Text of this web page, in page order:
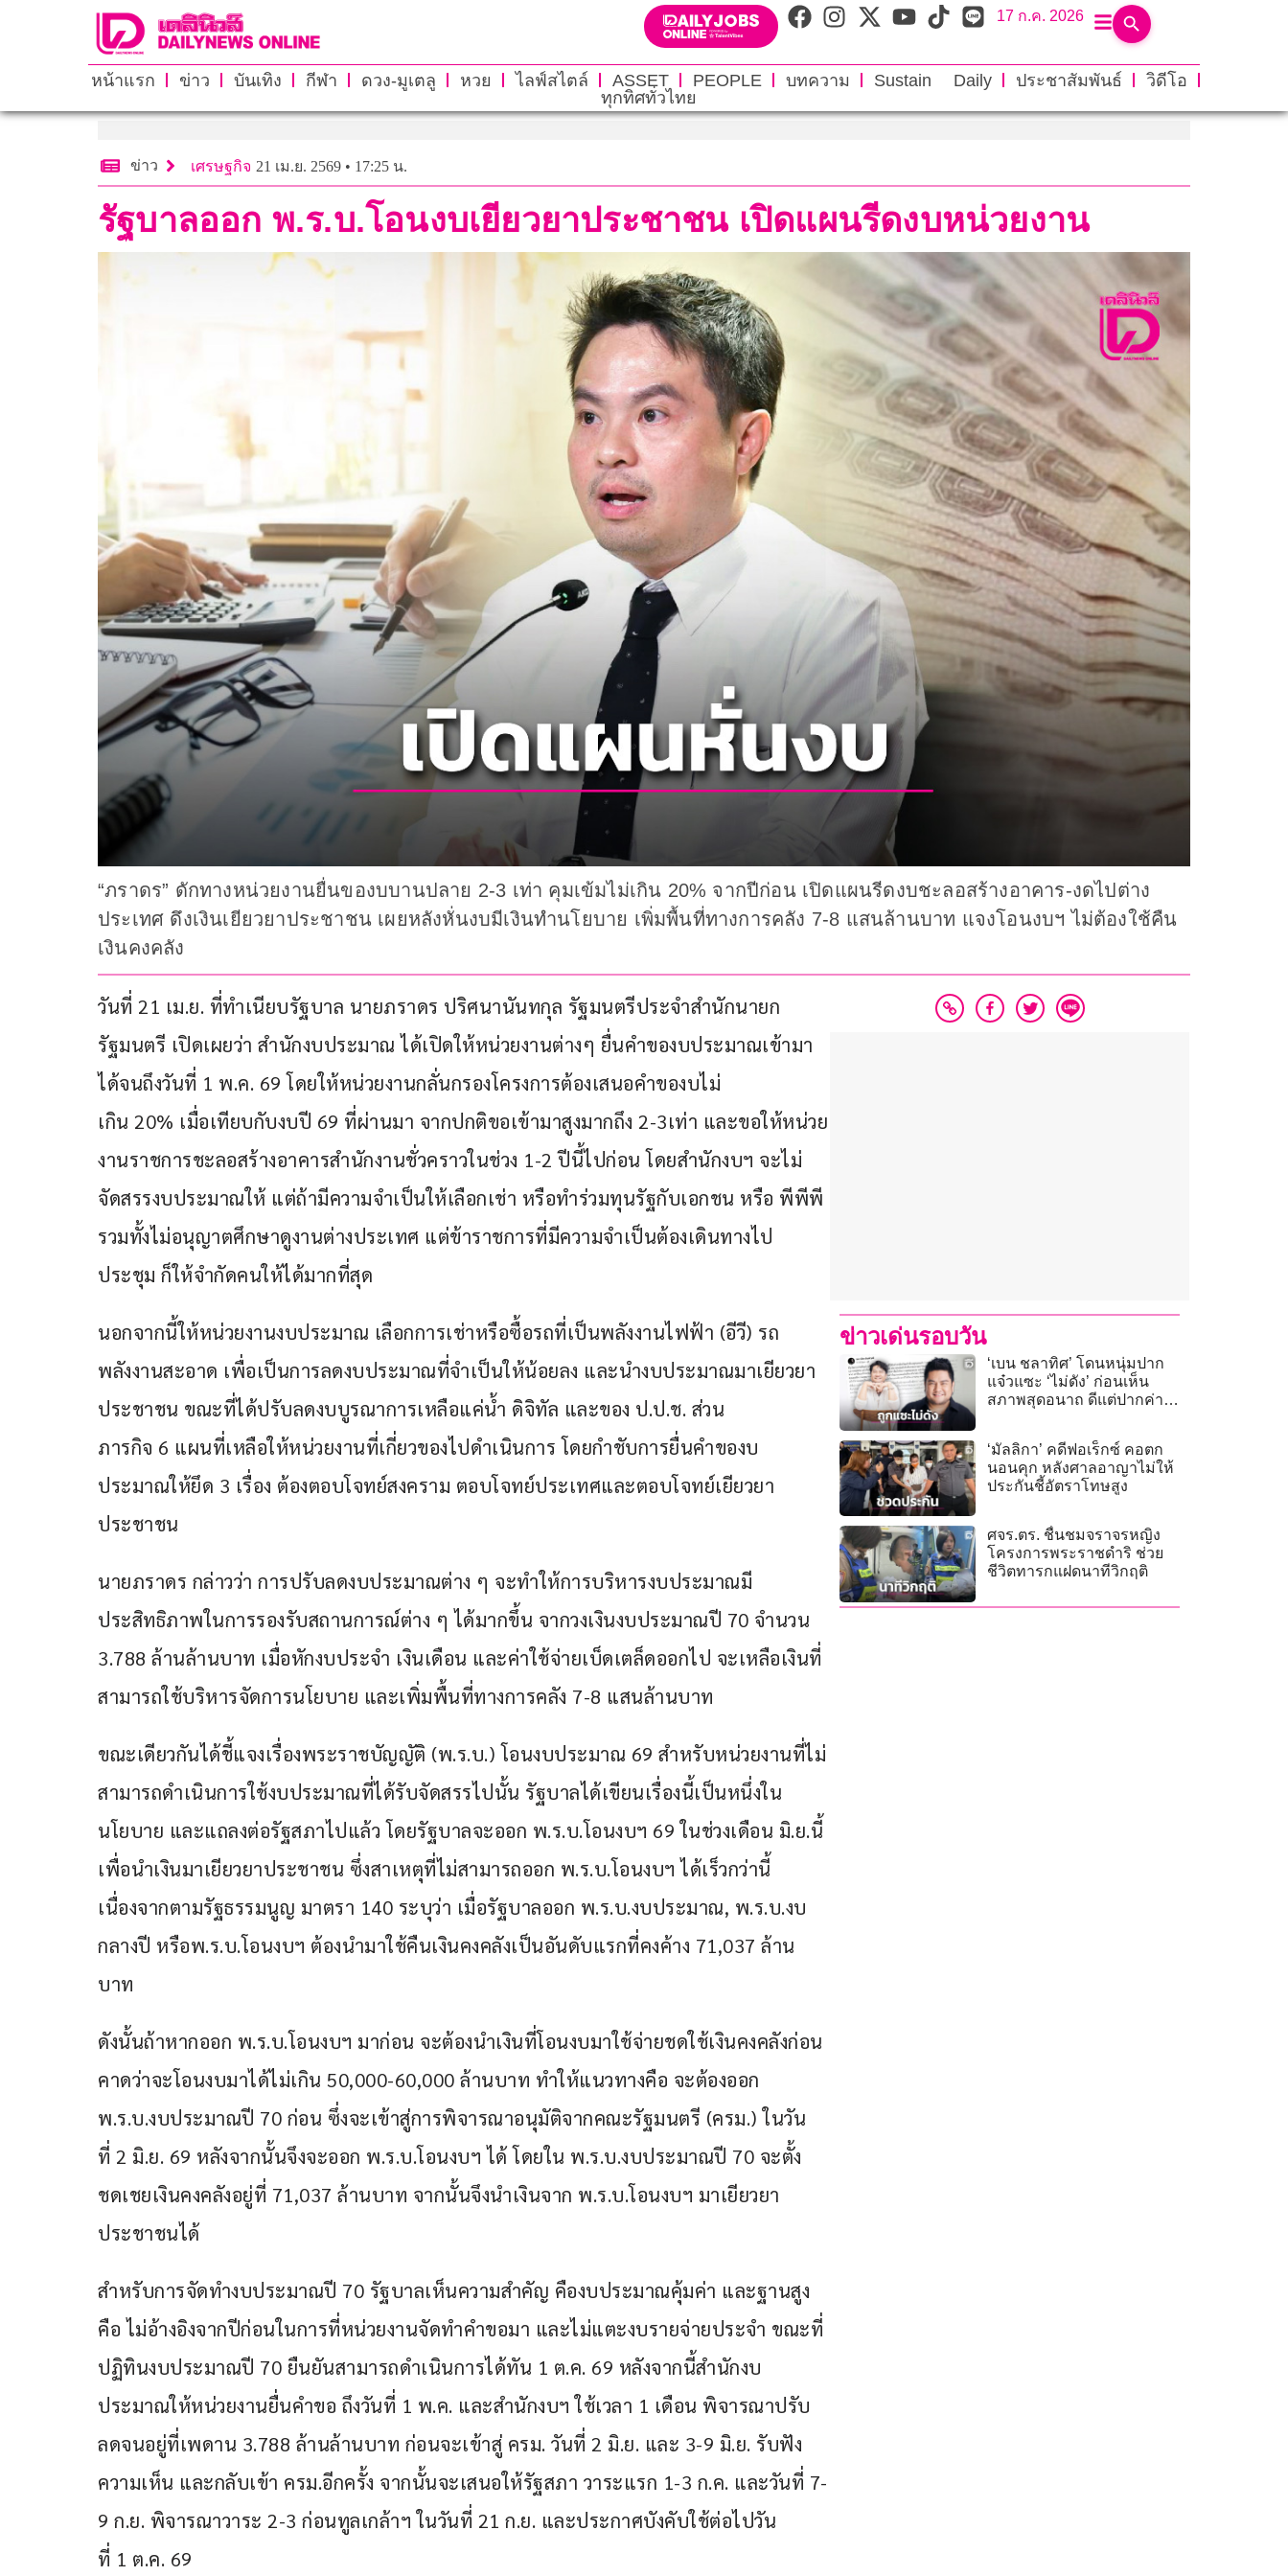
17 ก.ค. 2026
หน้าแรก ข่าว บันเทิง กีฬา ดวง-มูเตลู หวย ไลฟ์สไตล์ ASSET PEOPLE บทความ Sustain Daily ประชาสัมพันธ์
วิดีโอ
ทุกทิศทั่วไทย
ข่าว เศรษฐกิจ 21 เม.ย. 2569 • 17:25 น.
รัฐบาลออก พ.ร.บ.โอนงบเยียวยาประชาชน เปิดแผนรีดงบหน่วยงาน
“ภราดร” ดักทางหน่วยงานยื่นของบบานปลาย 2-3 เท่า คุมเข้มไม่เกิน 20% จากปีก่อน เปิดแผนรีดงบชะลอสร้างอาคาร-งดไปต่าง
ประเทศ ดึงเงินเยียวยาประชาชน เผยหลังหั่นงบมีเงินทำนโยบาย เพิ่มพื้นที่ทางการคลัง 7-8 แสนล้านบาท แจงโอนงบฯ ไม่ต้องใช้คืน
เงินคงคลัง
วันที่ 21 เม.ย. ที่ทำเนียบรัฐบาล นายภราดร ปริศนานันทกุล รัฐมนตรีประจำสำนักนายก
รัฐมนตรี เปิดเผยว่า สำนักงบประมาณ ได้เปิดให้หน่วยงานต่างๆ ยื่นคำของบประมาณเข้ามา
ได้จนถึงวันที่ 1 พ.ค. 69 โดยให้หน่วยงานกลั่นกรองโครงการต้องเสนอคำของบไม่
เกิน 20% เมื่อเทียบกับงบปี 69 ที่ผ่านมา จากปกติขอเข้ามาสูงมากถึง 2-3เท่า และขอให้หน่วย
งานราชการชะลอสร้างอาคารสำนักงานชั่วคราวในช่วง 1-2 ปีนี้ไปก่อน โดยสำนักงบฯ จะไม่
จัดสรรงบประมาณให้ แต่ถ้ามีความจำเป็นให้เลือกเช่า หรือทำร่วมทุนรัฐกับเอกชน หรือ พีพีพี
รวมทั้งไม่อนุญาตศึกษาดูงานต่างประเทศ แต่ข้าราชการที่มีความจำเป็นต้องเดินทางไป
ประชุม ก็ให้จำกัดคนให้ได้มากที่สุด
นอกจากนี้ให้หน่วยงานงบประมาณ เลือกการเช่าหรือซื้อรถที่เป็นพลังงานไฟฟ้า (อีวี) รถ
พลังงานสะอาด เพื่อเป็นการลดงบประมาณที่จำเป็นให้น้อยลง และนำงบประมาณมาเยียวยา
ประชาชน ขณะที่ได้ปรับลดงบบูรณาการเหลือแค่น้ำ ดิจิทัล และของ ป.ป.ช. ส่วน
ภารกิจ 6 แผนที่เหลือให้หน่วยงานที่เกี่ยวของไปดำเนินการ โดยกำชับการยื่นคำของบ
ประมาณให้ยึด 3 เรื่อง ต้องตอบโจทย์สงคราม ตอบโจทย์ประเทศและตอบโจทย์เยียวยา
ประชาชน
นายภราดร กล่าวว่า การปรับลดงบประมาณต่าง ๆ จะทำให้การบริหารงบประมาณมี
ประสิทธิภาพในการรองรับสถานการณ์ต่าง ๆ ได้มากขึ้น จากวงเงินงบประมาณปี 70 จำนวน
3.788 ล้านล้านบาท เมื่อหักงบประจำ เงินเดือน และค่าใช้จ่ายเบ็ดเตล็ดออกไป จะเหลือเงินที่
สามารถใช้บริหารจัดการนโยบาย และเพิ่มพื้นที่ทางการคลัง 7-8 แสนล้านบาท
ขณะเดียวกันได้ชี้แจงเรื่องพระราชบัญญัติ (พ.ร.บ.) โอนงบประมาณ 69 สำหรับหน่วยงานที่ไม่
สามารถดำเนินการใช้งบประมาณที่ได้รับจัดสรรไปนั้น รัฐบาลได้เขียนเรื่องนี้เป็นหนึ่งใน
นโยบาย และแถลงต่อรัฐสภาไปแล้ว โดยรัฐบาลจะออก พ.ร.บ.โอนงบฯ 69 ในช่วงเดือน มิ.ย.นี้
เพื่อนำเงินมาเยียวยาประชาชน ซึ่งสาเหตุที่ไม่สามารถออก พ.ร.บ.โอนงบฯ ได้เร็วกว่านี้
เนื่องจากตามรัฐธรรมนูญ มาตรา 140 ระบุว่า เมื่อรัฐบาลออก พ.ร.บ.งบประมาณ, พ.ร.บ.งบ
กลางปี หรือพ.ร.บ.โอนงบฯ ต้องนำมาใช้คืนเงินคงคลังเป็นอันดับแรกที่คงค้าง 71,037 ล้าน
บาท
ดังนั้นถ้าหากออก พ.ร.บ.โอนงบฯ มาก่อน จะต้องนำเงินที่โอนงบมาใช้จ่ายชดใช้เงินคงคลังก่อน
คาดว่าจะโอนงบมาได้ไม่เกิน 50,000-60,000 ล้านบาท ทำให้แนวทางคือ จะต้องออก
พ.ร.บ.งบประมาณปี 70 ก่อน ซึ่งจะเข้าสู่การพิจารณาอนุมัติจากคณะรัฐมนตรี (ครม.) ในวัน
ที่ 2 มิ.ย. 69 หลังจากนั้นจึงจะออก พ.ร.บ.โอนงบฯ ได้ โดยใน พ.ร.บ.งบประมาณปี 70 จะตั้ง
ชดเชยเงินคงคลังอยู่ที่ 71,037 ล้านบาท จากนั้นจึงนำเงินจาก พ.ร.บ.โอนงบฯ มาเยียวยา
ประชาชนได้
สำหรับการจัดทำงบประมาณปี 70 รัฐบาลเห็นความสำคัญ คืองบประมาณคุ้มค่า และฐานสูง
คือ ไม่อ้างอิงจากปีก่อนในการที่หน่วยงานจัดทำคำขอมา และไม่แตะงบรายจ่ายประจำ ขณะที่
ปฏิทินงบประมาณปี 70 ยืนยันสามารถดำเนินการได้ทัน 1 ต.ค. 69 หลังจากนี้สำนักงบ
ประมาณให้หน่วยงานยื่นคำขอ ถึงวันที่ 1 พ.ค. และสำนักงบฯ ใช้เวลา 1 เดือน พิจารณาปรับ
ลดจนอยู่ที่เพดาน 3.788 ล้านล้านบาท ก่อนจะเข้าสู่ ครม. วันที่ 2 มิ.ย. และ 3-9 มิ.ย. รับฟัง
ความเห็น และกลับเข้า ครม.อีกครั้ง จากนั้นจะเสนอให้รัฐสภา วาระแรก 1-3 ก.ค. และวันที่ 7-
9 ก.ย. พิจารณาวาระ 2-3 ก่อนทูลเกล้าฯ ในวันที่ 21 ก.ย. และประกาศบังคับใช้ต่อไปวัน
ที่ 1 ต.ค. 69
ข่าวเด่นรอบวัน
‘เบน ชลาทิศ’ โดนหนุ่มปาก
แจ๋วแซะ ‘ไม่ดัง’ ก่อนเห็น
สภาพสุดอนาถ ดีแต่ปากค่า
‘มัลลิกา’ คดีฟอเร็กซ์ คอตก
นอนคุก หลังศาลอาญาไม่ให้
ประกันชี้อัตราโทษสูง
ศจร.ตร. ชื่นชมจราจรหญิง
โครงการพระราชดำริ ช่วย
ชีวิตทารกแฝดนาทีวิกฤติ